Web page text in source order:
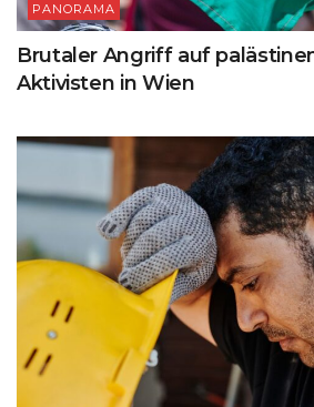
PANORAMA
Brutaler Angriff auf
Aktivisten in Wien